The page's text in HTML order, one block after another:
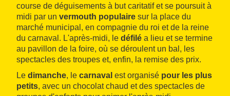
course de déguisements à but caritatif et se poursuit à
midi par un vermouth populaire sur la place du
marché municipal, en compagnie du roi et de la reine
du carnaval. L'après-midi, le défilé a lieu et se termine
au pavillon de la foire, où se déroulent un bal, les
spectacles des troupes et, enfin, la remise des prix.
Le dimanche, le carnaval est organisé pour les plus
petits, avec un chocolat chaud et des spectacles de